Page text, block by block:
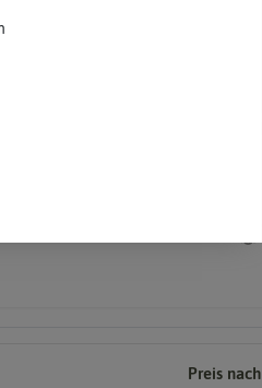
am idealsten?
der reifen Frucht, die sie nach dem
hat.
Preis nach